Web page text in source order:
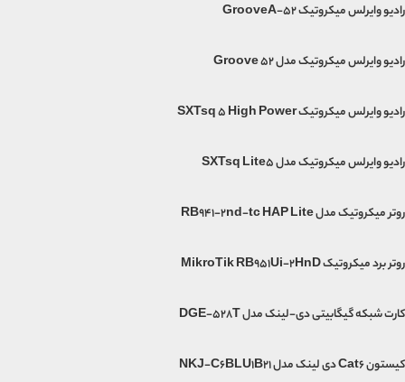
رادیو وایرلس میکروتیک GrooveA-52
رادیو وایرلس میکروتیک مدل Groove 52
رادیو وایرلس میکروتیک SXTsq 5 High Power
رادیو وایرلس میکروتیک مدل SXTsq Lite5
روتر میکروتیک مدل RB941-2nd-tc HAP Lite
روتر برد میکروتیک MikroTik RB951Ui-2HnD
کارت شبکه گیگابیتی دی-لینک مدل DGE-528T
کیستون Cat6 دی لینک مدل NKJ-C6BLU1B21